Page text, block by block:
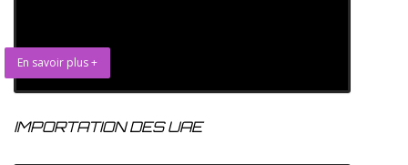
En savoir plus +
IMPORTATION DES UAE